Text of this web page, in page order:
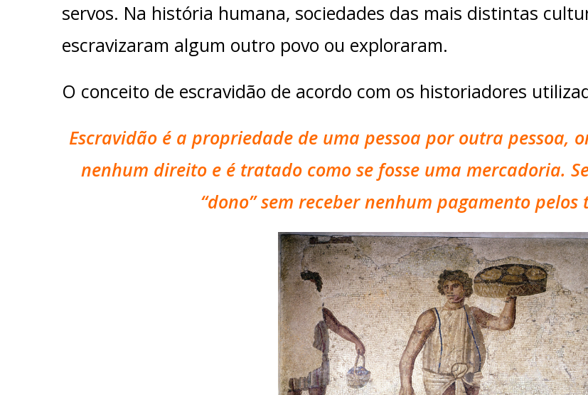
servos. Na história humana, sociedades das mais distintas
escravizaram algum outro povo ou exploraram.
O conceito de escravidão de acordo com os historiadores
Escravidão é a propriedade de uma pessoa por outra pessoa,
nenhum direito e é tratado como se fosse uma mercadoria.
“dono” sem receber nenhum pagamento